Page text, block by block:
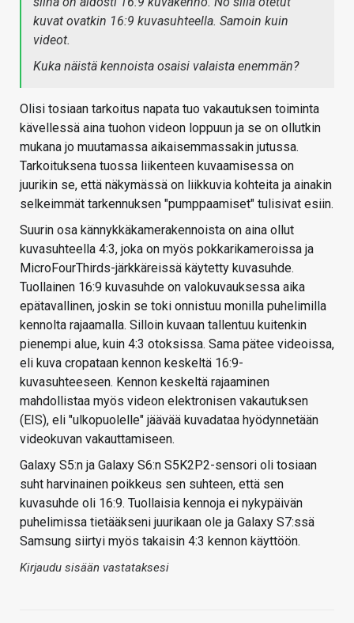
kuvat ovatkin 16:9 kuvasuhteella. Samoin kuin
videot.
Kuka näistä kennoista osaisi valaista enemmän?
Olisi tosiaan tarkoitus napata tuo vakautuksen toiminta
kävellessä aina tuohon videon loppuun ja se on ollutkin
mukana jo muutamassa aikaisemmassakin jutussa.
Tarkoituksena tuossa liikenteen kuvaamisessa on
juurikin se, että näkymässä on liikkuvia kohteita ja ainakin
selkeimmät tarkennuksen "pumppaamiset" tulisivat esiin.
Suurin osa kännykkäkamerakennoista on aina ollut
kuvasuhteella 4:3, joka on myös pokkarikameroissa ja
MicroFourThirds-järkkäreissä käytetty kuvasuhde.
Tuollainen 16:9 kuvasuhde on valokuvauksessa aika
epätavallinen, joskin se toki onnistuu monilla puhelimilla
kennolta rajaamalla. Silloin kuvaan tallentuu kuitenkin
pienempi alue, kuin 4:3 otoksissa. Sama pätee videoissa,
eli kuva cropataan kennon keskeltä 16:9-
kuvasuhteeseen. Kennon keskeltä rajaaminen
mahdollistaa myös videon elektronisen vakautuksen
(EIS), eli "ulkopuolelle" jäävää kuvadataa hyödynnetään
videokuvan vakauttamiseen.
Galaxy S5:n ja Galaxy S6:n S5K2P2-sensori oli tosiaan
suht harvinainen poikkeus sen suhteen, että sen
kuvasuhde oli 16:9. Tuollaisia kennoja ei nykypäivän
puhelimissa tietääkseni juurikaan ole ja Galaxy S7:ssä
Samsung siirtyi myös takaisin 4:3 kennon käyttöön.
Kirjaudu sisään vastataksesi